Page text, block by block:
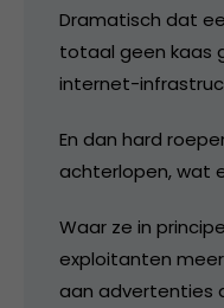
Dramatisch dat
totaal geen kaas
internet-
En dan hard
achterlopen, wat
Waar ze in
exploitanten
aan advertenties